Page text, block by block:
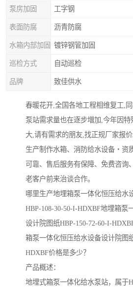
泵房加固 工字钢
表面防腐 沥青防腐
水箱内部加固 镀锌钢管加固
巡检方式 自动巡检
品牌 致佳供水
春暖花开,全国各地工程相维复工,
泵站需求量也在逐步増加,今年因
大,请有需求的朋友,找正规厂家报
生产制作水箱、消防给水设备・资
可靠、售后服务有保障、免费咨询
老客户前来治谈合作。
哪里生产地埋箱泵一体化恒压给水
HBP-108-30-50-I-HDXBF地埋箱泵
设计院图纸HBP-150-72-60-I-
箱泵一体化恒压给水设备设计院图
HDXBF价格是多少？
产品概述：
地埋式箱泵一体化给水泵站，属于